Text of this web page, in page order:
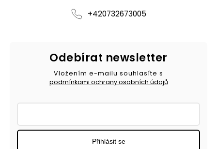
+420732673005
Odebírat newsletter
Vložením e-mailu souhlasíte s
podmínkami ochrany osobních údajů
Přihlásit se